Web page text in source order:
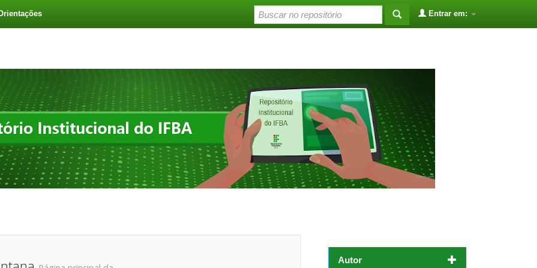
Entrar em:
Autor